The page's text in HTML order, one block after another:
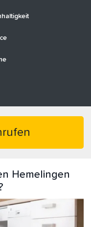
Hemelingen